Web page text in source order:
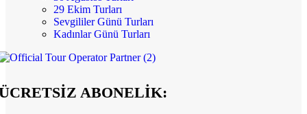
29 Ekim Turları
Sevgililer Günü Turları
Kadınlar Günü Turları
ABONELİK: